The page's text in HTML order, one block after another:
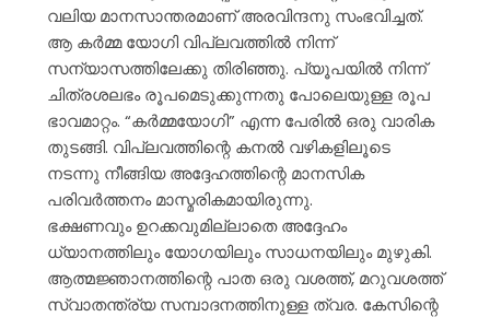
വലിയ മാനസാന്തരമാണ് അരവിന്ദനു സംഭവിച്ചത്.
ആ കർമ്മ യോഗി വിപ്ലവത്തിൽ നിന്ന്
സന്യാസത്തിലേക്കു തിരിഞ്ഞു. പ്യൂപയിൽ നിന്ന്
ചിത്രശലഭം രൂപമെടുക്കുന്നതു പോലെയുള്ള രൂപ
ഭാവമാറ്റം. “കർമ്മയോഗി” എന്ന പേരിൽ ഒരു വാരിക
തുടങ്ങി. വിപ്ലവത്തിന്റെ കനൽ വഴികളിലൂടെ
നടന്നു നീങ്ങിയ അദ്ദേഹത്തിന്റെ മാനസിക
പരിവർത്തനം മാസ്മരികമായിരുന്നു.
ഭക്ഷണവും ഉറക്കവുമില്ലാതെ അദ്ദേഹം
ധ്യാനത്തിലും യോഗയിലും സാധനയിലും മുഴുകി.
ആത്മജ്ഞാനത്തിന്റെ പാത ഒരു വശത്ത്, മറുവശത്ത്
സ്വാതന്ത്ര്യ സമ്പാദനത്തിനുള്ള ത്വര. കേസിന്റെ